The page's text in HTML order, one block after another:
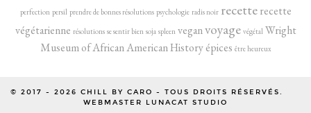
perfection persil prendre de bonnes résolutions psychologie radis noir recette recette
végétarienne résolutions se sentir bien soja spleen veganvoyage végétal Wright
Museum of African American History épices être heureux
© 2017 - 2026 CHILL BY CARO - TOUS DROITS RÉSERVÉS.
WEBMASTER LUNACAT STUDIO